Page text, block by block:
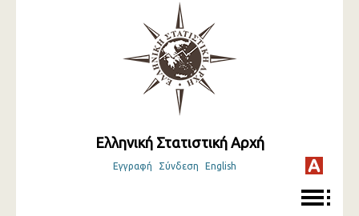
Ελληνική Στατιστική Αρχή
Εγγραφή Σύνδεση English